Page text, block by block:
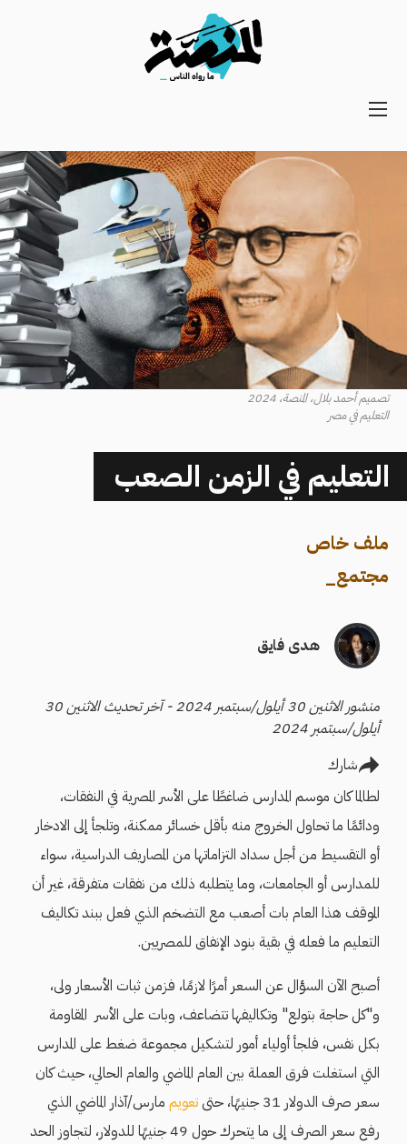
Main
Secondary
Navigation
تصميم أحمد بلال، المنصة، 2024
التعليم في مصر
التعليم في الزمن الصعب
ملف خاص
مجتمع_
هدى فايق
منشور الاثنين 30 أيلول/سبتمبر 2024 - آخر تحديث الاثنين 30
أيلول/سبتمبر 2024
شارك
لطالما كان موسم المدارس ضاغطًا على الأسر المصرية في النفقات،
ودائمًا ما تحاول الخروج منه بأقل خسائر ممكنة، وتلجأ إلى الادخار
أو التقسيط من أجل سداد التزاماتها من المصاريف الدراسية، سواء
للمدارس أو الجامعات، وما يتطلبه ذلك من نفقات متفرقة، غير أن
الموقف هذا العام بات أصعب مع التضخم الذي فعل ببند تكاليف
التعليم ما فعله في بقية بنود الإنفاق للمصريين.
أصبح الآن السؤال عن السعر أمرًا لازمًا، فزمن ثبات الأسعار ولى،
و"كل حاجة بتولع" وتكاليفها تتضاعف، وبات على الأسر المقاومة
بكل نفس، فلجأ أولياء أمور لتشكيل مجموعة ضغط على المدارس
التي استغلت فرق العملة بين العام الماضي والعام الحالي، حيث كان
سعر صرف الدولار 31 جنيهًا، حتى
تعويم مارس/آذار الماضي الذي
رفع سعر الصرف إلى ما يتحرك حول 49 جنيهًا للدولار، لتجاوز الحد